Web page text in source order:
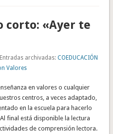
corto: «Ayer te
archivadas:COEDUCACIÓN
Valores
en valores o cualquier
centros, a veces adaptado,
en la escuela para hacerlo
final está disponible la lectura
de comprensión lectora.